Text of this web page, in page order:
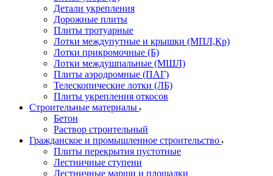
Детали укрепления
Дорожные плиты
Плиты тротуарные
Лотки междупутные и крышки (МПЛ,Кр)
Лотки прикромочные (Б)
Лотки междушпальные (МШЛ)
Плиты аэродромные (ПАГ)
Телескопические лотки (ЛБ)
Плиты укрепления откосов
Строительные материалы
Бетон
Раствор строительный
Гражданское и промышленное строительство
Плиты перекрытия пустотные
Лестничные ступени
Лестничные марши и площадки